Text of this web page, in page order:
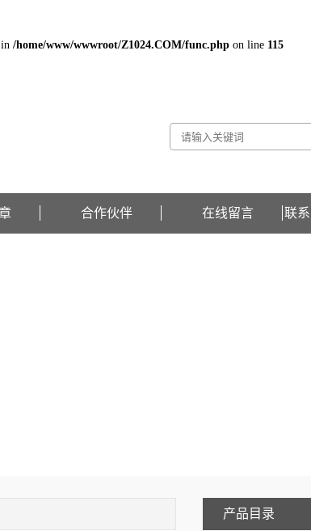
/home/www/wwwroot/Z1024.COM/func.php on line 115
合作伙伴 在线留言 联
产品目录